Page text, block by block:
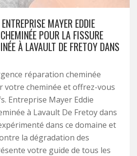
MAYER EDDIE
POUR LA FISSURE
À LAVAULT DE FRETOY DANS
réparation cheminée
votre cheminée et offrez-vous
Entreprise Mayer Eddie
à Lavault De Fretoy dans
dans ce domaine et
la dégradation des
votre guide de tous les